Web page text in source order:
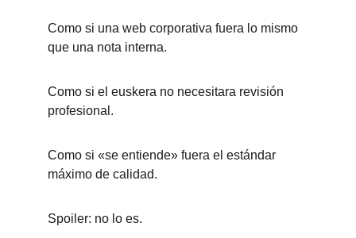
Como si una web corporativa fuera lo mismo
que una nota interna.
Como si el euskera no necesitara revisión
profesional.
Como si «se entiende» fuera el estándar
máximo de calidad.
Spoiler: no lo es.